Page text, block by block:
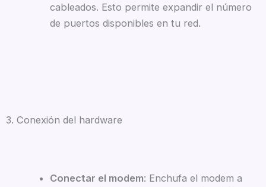
cableados. Esto permite expandir el número
de puertos disponibles en tu red.
3. Conexión del hardware
Conectar el modem: Enchufa el modem a